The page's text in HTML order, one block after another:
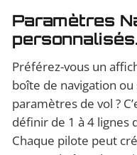
Paramètres
Préférez-vous un
boîte de navigation
paramètres de vol ?
définir de 1 à 4 lignes
Chaque pilote peut